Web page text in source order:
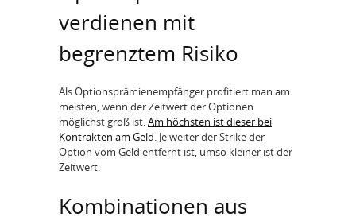
verdienen mit
begrenztem Risiko
Als Optionsprämienempfänger profitiert man am
meisten, wenn der Zeitwert der Optionen
möglichst groß ist.Am höchsten ist dieser bei
Kontrakten am Geld. Je weiter der Strike der
Option vom Geld entfernt ist, umso kleiner ist der
Zeitwert.
Kombinationen aus